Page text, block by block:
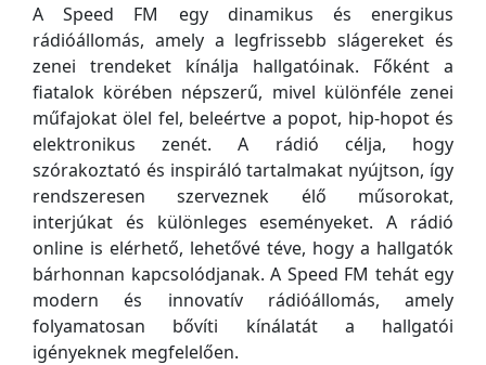
A Speed FM egy dinamikus és energikus
rádióállomás, amely a legfrissebb slágereket és
zenei trendeket kínálja hallgatóinak. Főként a
fiatalok körében népszerű, mivel különféle zenei
műfajokat ölel fel, beleértve a popot, hip-hopot és
elektronikus zenét. A rádió célja, hogy
szórakoztató és inspiráló tartalmakat nyújtson, így
rendszeresen szerveznek élő műsorokat,
interjúkat és különleges eseményeket. A rádió
online is elérhető, lehetővé téve, hogy a hallgatók
bárhonnan kapcsolódjanak. A Speed FM tehát egy
modern és innovatív rádióállomás, amely
folyamatosan bővíti kínálatát a hallgatói
igényeknek megfelelően.